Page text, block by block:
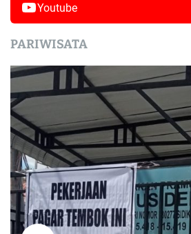
Youtube
PARIWISATA